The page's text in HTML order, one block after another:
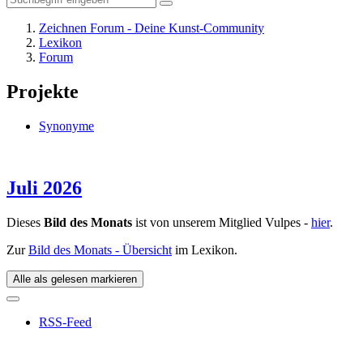
Zeichnen Forum - Deine Kunst-Community
Lexikon
Forum
Projekte
Synonyme
Juli 2026
Dieses Bild des Monats ist von unserem Mitglied Vulpes - hier.
ZurBild des Monats - Übersicht im Lexikon.
Alle als gelesen markieren
RSS-Feed